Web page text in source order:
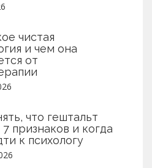
чистая
и чем она
от
что гештальт
7 признаков и когда
к психологу